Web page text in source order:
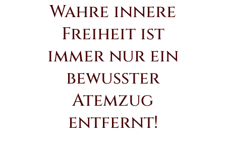
Wahre innere
Freiheit ist
immer nur ein
bewusster
Atemzug
entfernt!